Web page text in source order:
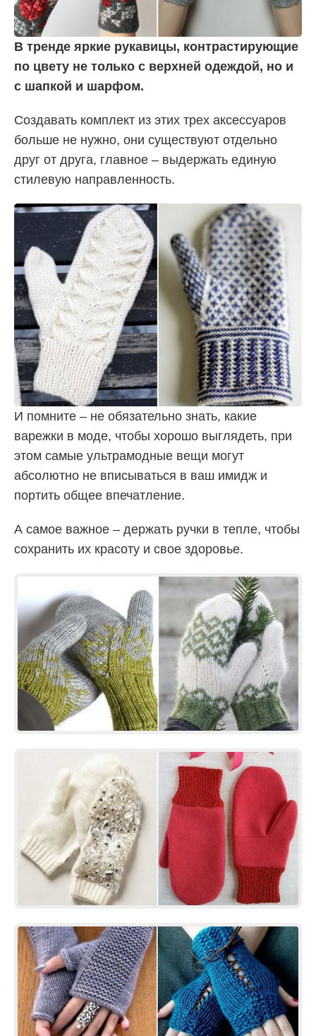
В тренде яркие рукавицы, контрастирующие
по цвету не только с верхней одеждой, но и
с шапкой и шарфом.
Создавать комплект из этих трех аксессуаров
больше не нужно, они существуют отдельно
друг от друга, главное – выдержать единую
стилевую направленность.
И помните – не обязательно знать, какие
варежки в моде, чтобы хорошо выглядеть, при
этом самые ультрамодные вещи могут
абсолютно не вписываться в ваш имидж и
портить общее впечатление.
А самое важное – держать ручки в тепле, чтобы
сохранить их красоту и свое здоровье.